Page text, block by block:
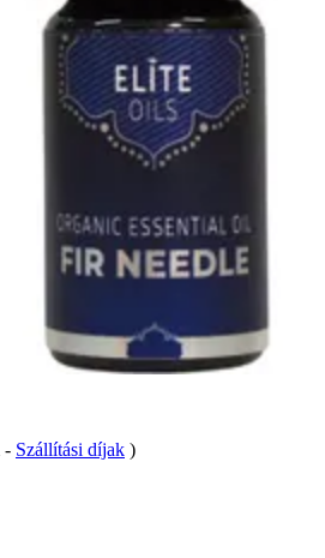
- Szállítási díjak )